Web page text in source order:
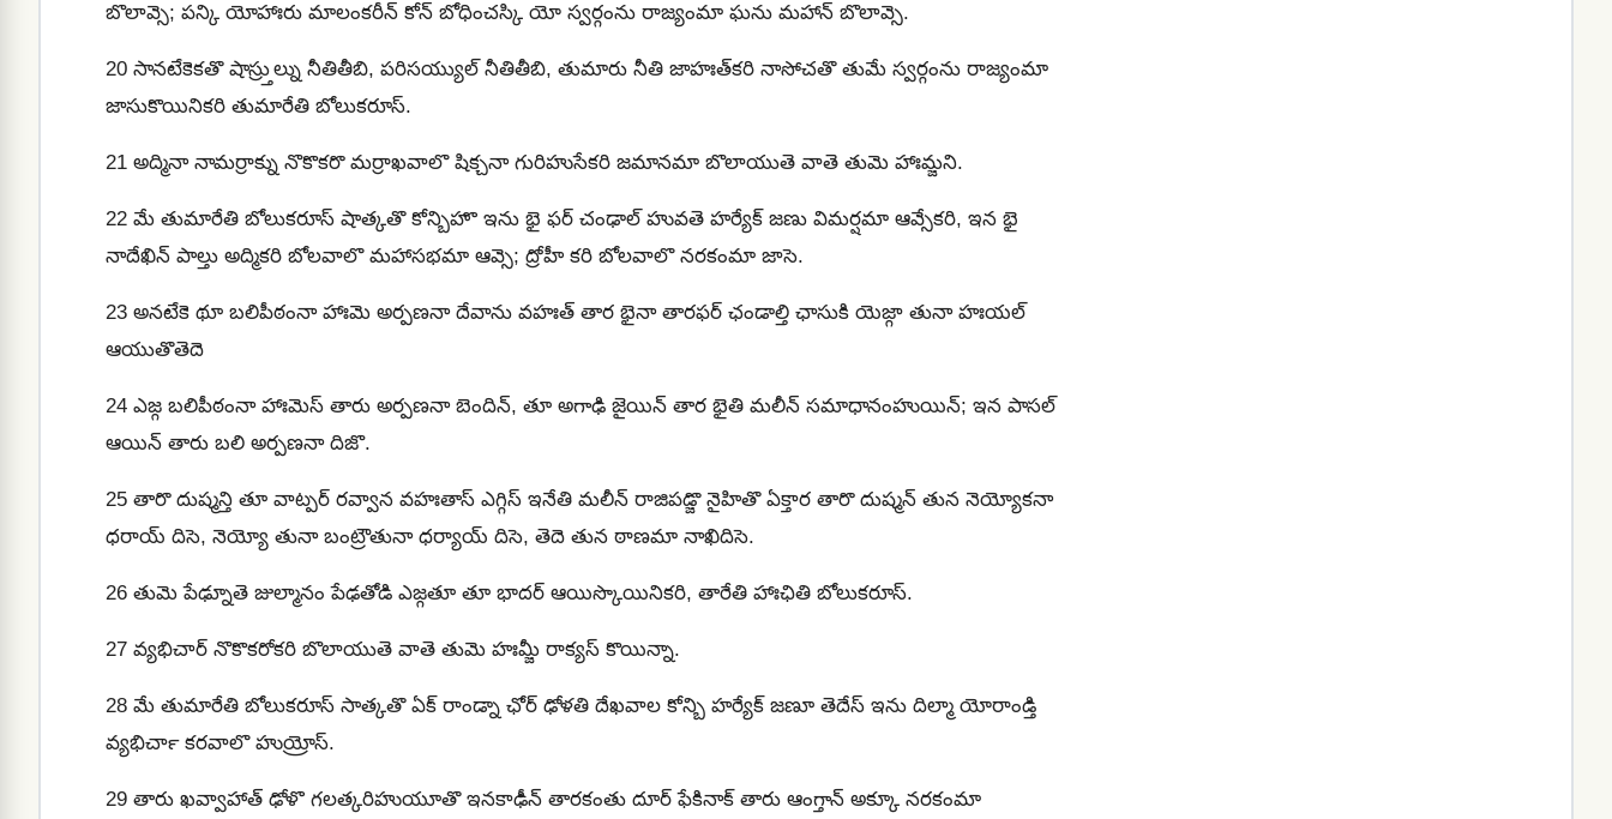
బొలావ్సె; పన్కి యోహాఃరు మాలంకరీన్ కోన్‍ బోధించస్కి యో స్వర్గంను రాజ్యంమా ఘను మహాన్‍ బొలావ్సె.
20 సానటేకెకతొ షాస్ర్తుల్ను నీతితీబి, పరిసయ్యుల్ నీతితీబి, తుమారు నీతి జాహఃత్‍కరి నాసోచతొ తుమే స్వర్గంను రాజ్యంమా
జాసుకొయినికరి తుమారేతి బోలుకరూస్.
21 అద్మినా నామర్రాక్ను నొకొకరొ మర్రాఖవాలొ షిక్చనా గురిహుసేకరి జమానమా బొలాయుతె వాతె తుమె హాఃమ్జని.
22 మే తుమారేతి బోలుకరూస్ షాత్కతొ కోన్బిహొ ఇను భై ఫర్ చంఢాల్‍ హువతె హర్యేక్‍ జణు విమర్షమా ఆవ్సేకరి, ఇన భై
నాదేఖిన్ పాల్తు అద్మికరి బోలవాలొ మహాసభమా ఆవ్సె; ద్రోహీ కరి బోలవాలొ నరకంమా జాసె.
23 అనటేకె థూ బలిపీఠంనా హాఃమె అర్పణనా దేవాను వహఃత్‍ తార భైనా తారఫర్ ఛండాల్తి ఛాసుకి యెజ్గా తునా హఃయల్
ఆయుతొతెదె
24 ఎజ్గ బలిపీఠంనా హాఃమెస్ తారు అర్పణనా బెందిన్, తూ అగాఢి జైయిన్ తార భైతి మలీన్ సమాధానంహుయిన్‍; ఇన పాసల్‍
ఆయిన్‍ తారు బలి అర్పణనా దిజొ.
25 తారొ దుష్మన్తి తూ వాట్పర్ రవ్వాన వహఃతాస్‍ ఎగ్గిస్‍ ఇనేతి మలీన్ రాజిపడ్జొ నైహితొ ఏక్తార తారొ దుష్మన్ తున నెయ్యోకనా
ధరాయ్‍ దిసె, నెయ్యో తునా బంట్రౌతునా ధర్యాయ్ దిసె, తెదె తున ఠాణమా నాఖిదిసె.
26 తుమె పేఢ్నూతె జుల్మానం పేఢతోడి ఎజ్గతూ తూ భాదర్ ఆయిస్కొయినికరి, తారేతి హాఃఛితి బోలుకరూస్.
27 వ్యభిచార్ నొకొకరోకరి బొలాయుతె వాతె తుమె హఃమ్జీ రాక్యస్‍ కొయిన్నా.
28 మే తుమారేతి బోలుకరూస్ సాత్కతొ ఏక్ రాండ్నా ఛోర్ ఢోళతి దేఖవాల కోన్బి హర్యేక్‍ జణూ తెదేస్ ఇను దిల్మా యోరాండ్తి
వ్యభిచార్‍ కరవాలొ హుయ్రోస్‍.
29 తారు ఖవ్వాహాత్ ఢోళొ గలత్కరిహుయూతొ ఇనకాఢీన్ తారకంతు దూర్ ఫేకినాక్ తారు ఆంగ్తాన్‍ అక్కూ నరకంమా